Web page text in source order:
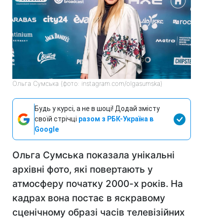
Ольга Сумська (фото: instagram.com/olgasumska)
Будь у курсі, а не в шоці! Додай змісту
своїй стрічці разом з РБК-Україна в
Google
Ольга Сумська показала унікальні
архівні фото, які повертають у
атмосферу початку 2000-х років. На
кадрах вона постає в яскравому
сценічному образі часів телевізійних